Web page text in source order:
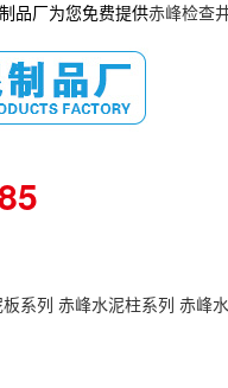
品厂为您免费提供赤峰检查
系列 赤峰水泥柱系列 赤峰